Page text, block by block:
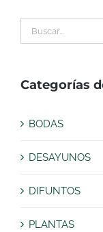
Categorías
BODAS
DESAYUNOS
DIFUNTOS
PLANTAS